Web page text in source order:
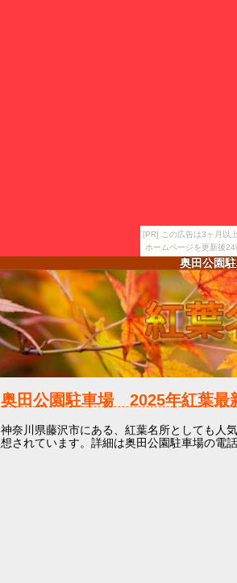
[PR] この広告は3ヶ月以
ホームページを更新後24
奥田公園
奥田公園駐車場 2025年紅葉最
神奈川県藤沢市にある、紅葉名所としても
想されています。詳細は奥田公園駐車場の電